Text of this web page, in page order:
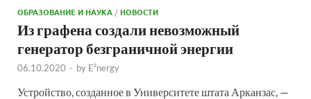
ОБРАЗОВАНИЕ И НАУКА /НОВОСТИ
Из графена создали невозможный
генератор безграничной энергии
06.10.2020 - by E²nergy
Устройство, созданное в Университете штата Арканзас, —